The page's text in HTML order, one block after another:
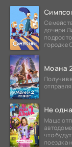
дочери
городке
Моана
Получив
Не
Маша
что
поездка